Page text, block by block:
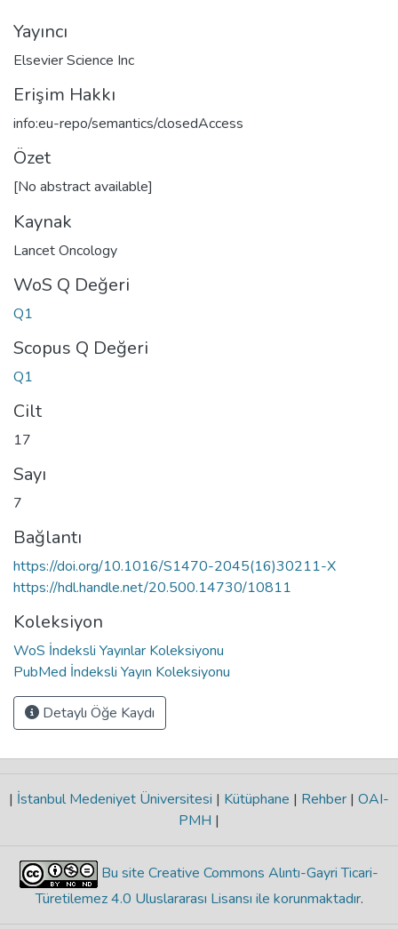
Yayıncı
Elsevier Science Inc
Erişim Hakkı
info:eu-repo/semantics/closedAccess
Özet
[No abstract available]
Kaynak
Lancet Oncology
WoS Q Değeri
Q1
Scopus Q Değeri
Q1
Cilt
17
Sayı
7
Bağlantı
https://doi.org/10.1016/S1470-2045(16)30211-X
https://hdl.handle.net/20.500.14730/10811
Koleksiyon
WoS İndeksli Yayınlar Koleksiyonu
PubMed İndeksli Yayın Koleksiyonu
Detaylı Öğe Kaydı
| İstanbul Medeniyet Üniversitesi | Kütüphane | Rehber | OAI-
PMH |
Bu site Creative Commons Alıntı-Gayri Ticari-
Türetilemez 4.0 Uluslararası Lisansı ile korunmaktadır.